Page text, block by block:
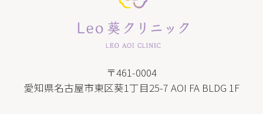
〒461-0004
愛知県名古屋市東区葵1丁目25-7 AOI FA BLDG 1F